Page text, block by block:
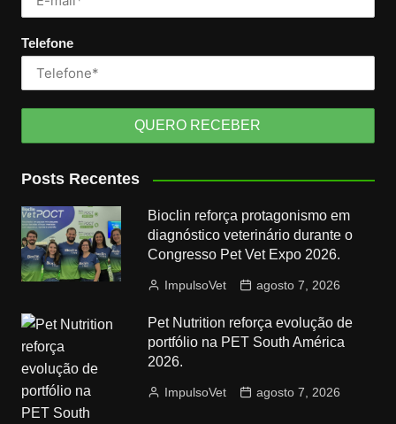
Telefone
Posts Recentes
Bioclin reforça protagonismo em
diagnóstico veterinário durante o
Congresso Pet Vet Expo 2026.
ImpulsoVet agosto 7, 2026
Pet Nutrition reforça evolução de
portfólio na PET South América
2026.
ImpulsoVet agosto 7, 2026